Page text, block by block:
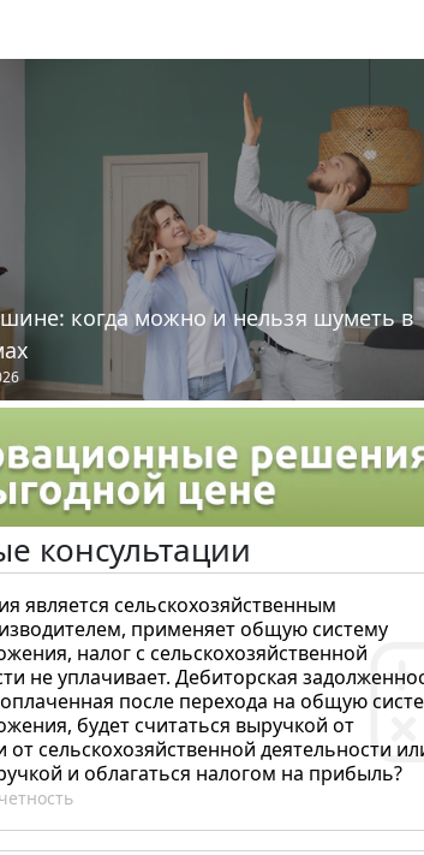
когда можно и нельзя шуметь в
консультации
является сельскохозяйственным
применяет общую систему
налог с сельскохозяйственной
не уплачивает. Дебиторская
после перехода на общую
будет считаться выручкой от
от сельскохозяйственной деятельности
и облагаться налогом на прибыль?